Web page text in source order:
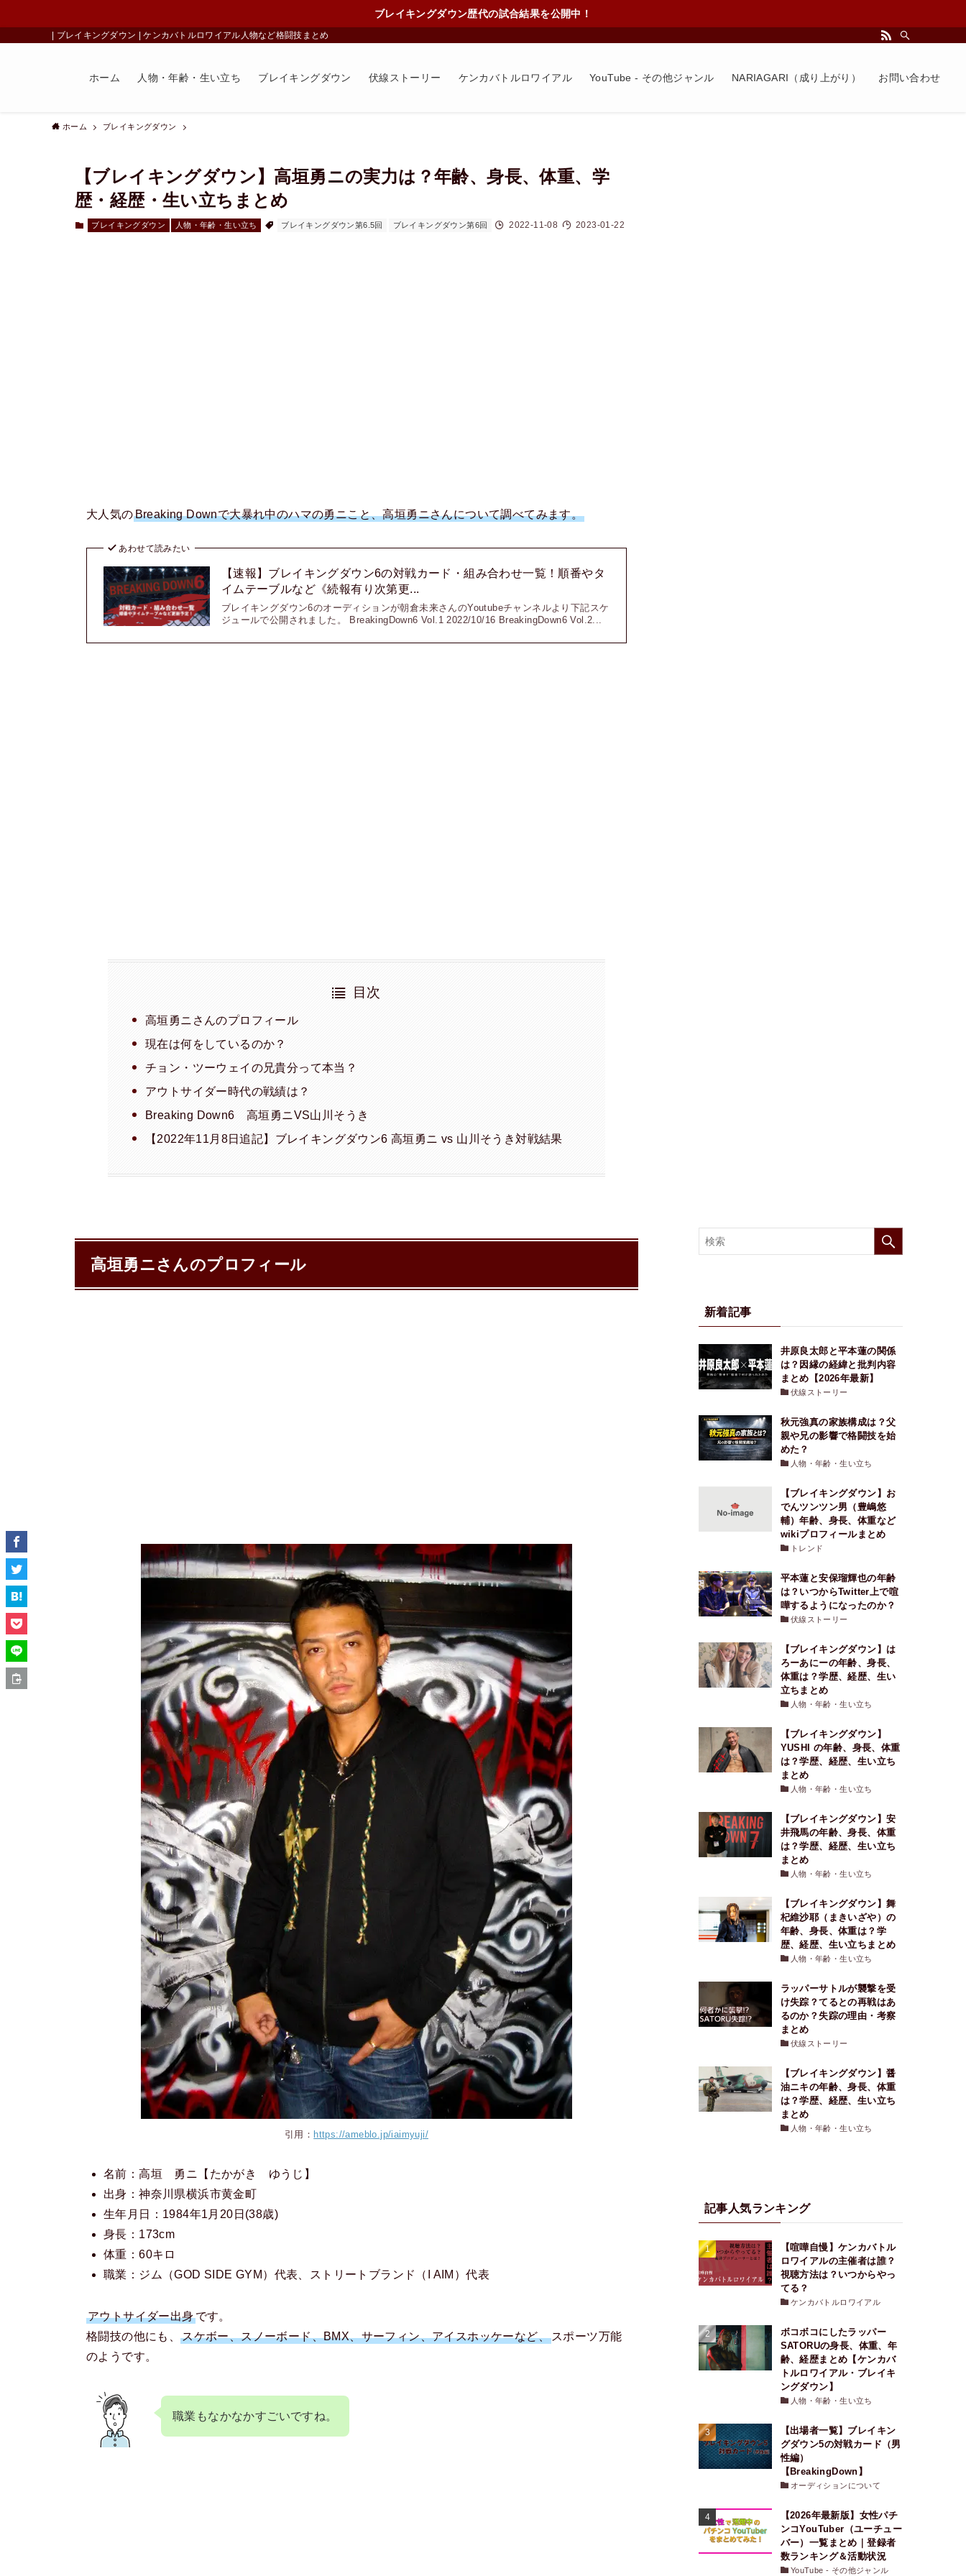
ブレイキングダウン歴代の試合結果を公開中！
| ブレイキングダウン | ケンカバトルロワイアル人物など格闘技まとめ
ホーム 人物・年齢・生い立ち ブレイキングダウン 伏線ストーリー ケンカバトルロワイアル YouTube - その他ジャンル NARIAGARI（成り上がり） お問い合わせ
ホーム ブレイキングダウン
【ブレイキングダウン】高垣勇ニの実力は？年齢、身長、体重、学
歴・経歴・生い立ちまとめ
ブレイキングダウン 人物・年齢・生い立ち ブレイキングダウン第6.5回 ブレイキングダウン第6回 2022-11-08 2023-01-22
大人気のBreaking Downで大暴れ中のハマの勇ニこと、高垣勇ニさんについて調べてみます。
あわせて読みたい
【速報】ブレイキングダウン6の対戦カード・組み合わせ一覧！順番やタ
イムテーブルなど《続報有り次第更...
ブレイキングダウン6のオーディションが朝倉未来さんのYoutubeチャンネルより下記スケ
ジュールで公開されました。 BreakingDown6 Vol.1 2022/10/16 BreakingDown6 Vol.2...
目次
高垣勇ニさんのプロフィール
現在は何をしているのか？
チョン・ツーウェイの兄貴分って本当？
アウトサイダー時代の戦績は？
Breaking Down6 高垣勇ニVS山川そうき
【2022年11月8日追記】ブレイキングダウン6 高垣勇ニ vs 山川そうき対戦結果
高垣勇ニさんのプロフィール
引用： https://ameblo.jp/iaimyuji/
名前：高垣 勇ニ【たかがき ゆうじ】
出身：神奈川県横浜市黄金町
生年月日：1984年1月20日(38歳)
身長：173cm
体重：60キロ
職業：ジム（GOD SIDE GYM）代表、ストリートブランド（I AIM）代表
アウトサイダー出身です。
格闘技の他にも、スケボー、スノーボード、BMX、サーフィン、アイスホッケーなど、 スポーツ万能
のようです。
職業もなかなかすごいですね。
新着記事
井原良太郎と平本蓮の関係
は？因縁の経緯と批判内容
まとめ【2026年最新】
伏線ストーリー
秋元強真の家族構成は？父
親や兄の影響で格闘技を始
めた？
人物・年齢・生い立ち
【ブレイキングダウン】お
でんツンツン男（豊嶋悠
輔）年齢、身長、体重など
wikiプロフィールまとめ
トレンド
平本蓮と安保瑠輝也の年齢
は？いつからTwitter上で喧
嘩するようになったのか？
伏線ストーリー
【ブレイキングダウン】は
ろーあにーの年齢、身長、
体重は？学歴、経歴、生い
立ちまとめ
人物・年齢・生い立ち
【ブレイキングダウン】
YUSHI の年齢、身長、体重
は？学歴、経歴、生い立ち
まとめ
人物・年齢・生い立ち
【ブレイキングダウン】安
井飛馬の年齢、身長、体重
は？学歴、経歴、生い立ち
まとめ
人物・年齢・生い立ち
【ブレイキングダウン】舞
杞維沙耶（まきいざや）の
年齢、身長、体重は？学
歴、経歴、生い立ちまとめ
人物・年齢・生い立ち
ラッパーサトルが襲撃を受
け失踪？てるとの再戦はあ
るのか？失踪の理由・考察
まとめ
伏線ストーリー
【ブレイキングダウン】醤
油ニキの年齢、身長、体重
は？学歴、経歴、生い立ち
まとめ
人物・年齢・生い立ち
記事人気ランキング
【喧嘩自慢】ケンカバトル
ロワイアルの主催者は誰？
視聴方法は？いつからやっ
てる？
ケンカバトルロワイアル
ボコボコにしたラッパー
SATORUの身長、体重、年
齢、経歴まとめ【ケンカバ
トルロワイアル・ブレイキ
ングダウン】
人物・年齢・生い立ち
【出場者一覧】ブレイキン
グダウン5の対戦カード（男
性編）
【BreakingDown】
オーディションについて
【2026年最新版】女性パチ
ンコYouTuber（ユーチュー
バー）一覧まとめ｜登録者
数ランキング＆活動状況
YouTube - その他ジャンル